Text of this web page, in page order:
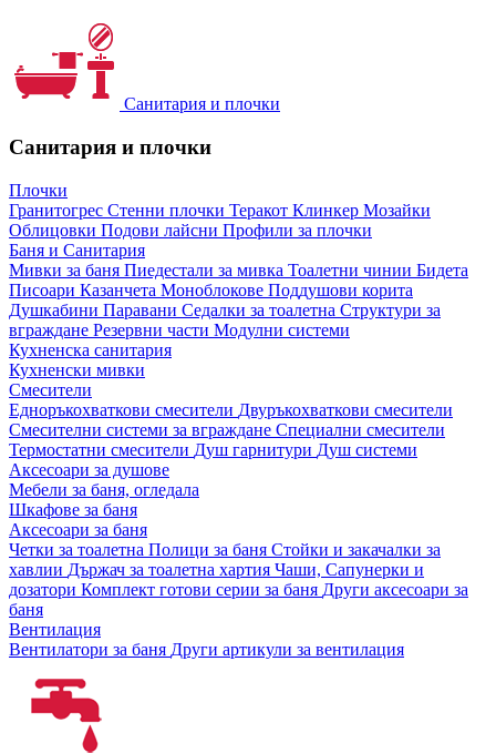
Санитария и плочки
Санитария и плочки
Плочки
Гранитогрес Стенни плочки Теракот Клинкер Мозайки
Облицовки Подови лайсни Профили за плочки
Баня и Санитария
Мивки за баня Пиедестали за мивка Тоалетни чинии Бидета
Писоари Казанчета Моноблокове Поддушови корита
Душкабини Паравани Седалки за тоалетна Структури за
вграждане Резервни части Модулни системи
Кухненска санитария
Кухненски мивки
Смесители
Едноръкохваткови смесители Двуръкохваткови смесители
Смесителни системи за вграждане Специални смесители
Термостатни смесители Душ гарнитури Душ системи
Аксесоари за душове
Мебели за баня, огледала
Шкафове за баня
Аксесоари за баня
Четки за тоалетна Полици за баня Стойки и закачалки за
хавлии Държач за тоалетна хартия Чаши, Сапунерки и
дозатори Комплект готови серии за баня Други аксесоари за
баня
Вентилация
Вентилатори за баня Други артикули за вентилация